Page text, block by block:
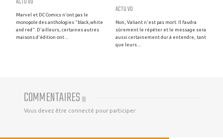
Marvel et DC Comics n'ont pas le
monopole des anthologies "black,white
and red". D'ailleurs, certaines autres
maisons d'édition ont ...
ACTU VO
Non, Valiant n'est pas mort. Il faudra
sûrement le répéter et le message sera
aussi certainement dur à entendre, tant
que leurs ...
COMMENTAIRES (0)
Vous devez être connecté pour participer